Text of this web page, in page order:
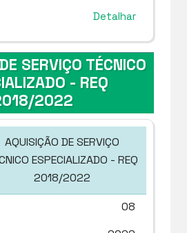
Detalhar
SERVIÇO TÉCNICO
- REQ
2022
AQUISIÇÃO DE SERVIÇO
ESPECIALIZADO - REQ
2018/2022
08